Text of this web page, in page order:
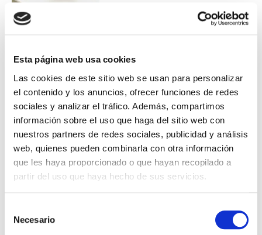
Esta página web usa cookies
Las cookies de este sitio web se usan para personalizar
el contenido y los anuncios, ofrecer funciones de redes
sociales y analizar el tráfico. Además, compartimos
información sobre el uso que haga del sitio web con
nuestros partners de redes sociales, publicidad y análisis
web, quienes pueden combinarla con otra información
que les haya proporcionado o que hayan recopilado a
partir del uso que haya hecho de sus servicios.
Necesario